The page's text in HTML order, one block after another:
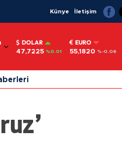
Künye İletişim
DOLAR
47,7225 %0.01
EURO
55,1820 %-0.06